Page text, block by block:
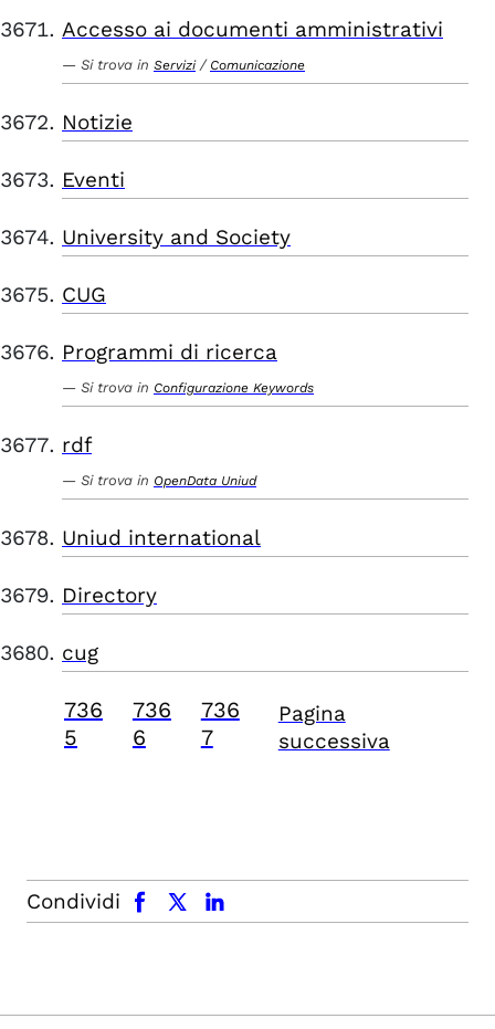
Accesso ai documenti amministrativi
Si trova in Servizi / Comunicazione
Notizie
Eventi
University and Society
CUG
Programmi di ricerca
Si trova in Configurazione Keywords
rdf
Si trova in OpenData Uniud
Uniud international
Directory
cug
736
5
736
6
736
7
Pagina
successiva
Condividi
facebook x.com linkedin